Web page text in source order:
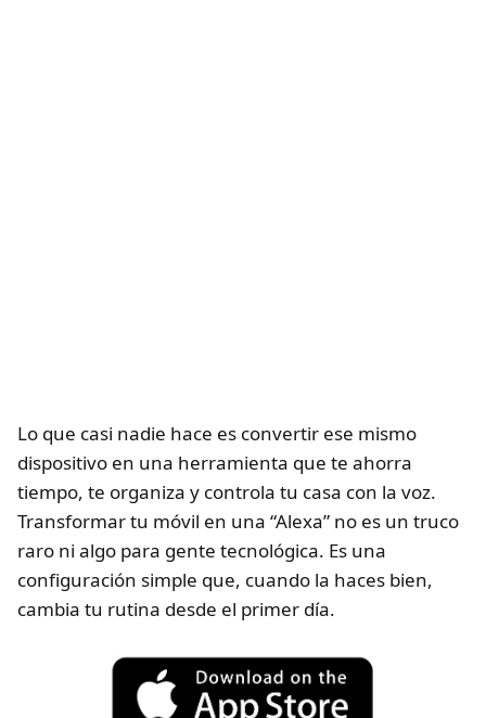
Lo que casi nadie hace es convertir ese mismo
dispositivo en una herramienta que te ahorra
tiempo, te organiza y controla tu casa con la voz.
Transformar tu móvil en una “Alexa” no es un truco
raro ni algo para gente tecnológica. Es una
configuración simple que, cuando la haces bien,
cambia tu rutina desde el primer día.